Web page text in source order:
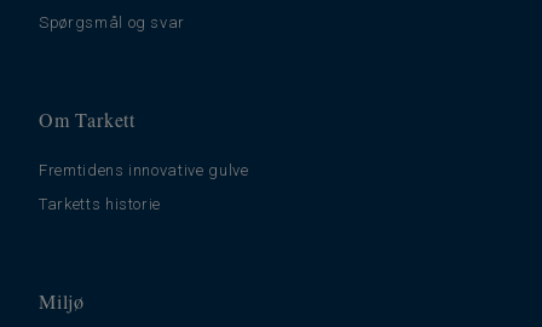
Spørgsmål og svar
Om Tarkett
Fremtidens innovative gulve
Tarketts historie
Miljø